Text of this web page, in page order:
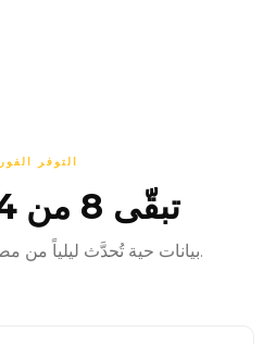
التوفر
تبقّى 8 من 74 شقق
بيانات حية تُحدَّث ليلياً من مصادر مستقلة متعددة.